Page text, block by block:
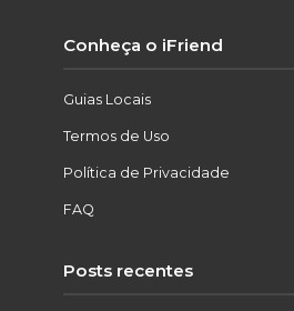
Conheça o iFriend
Guias Locais
Termos de Uso
Política de Privacidade
FAQ
Posts recentes